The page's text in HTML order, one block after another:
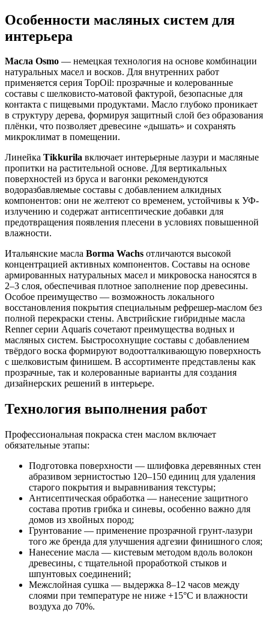
Особенности масляных систем для
интерьера
Масла Osmo — немецкая технология на основе комбинации
натуральных масел и восков. Для внутренних работ
применяется серия TopOil: прозрачные и колерованные
составы с шелковисто-матовой фактурой, безопасные для
контакта с пищевыми продуктами. Масло глубоко проникает
в структуру дерева, формируя защитный слой без образования
плёнки, что позволяет древесине «дышать» и сохранять
микроклимат в помещении.
Линейка Tikkurila включает интерьерные лазури и масляные
пропитки на растительной основе. Для вертикальных
поверхностей из бруса и вагонки рекомендуются
водоразбавляемые составы с добавлением алкидных
компонентов: они не желтеют со временем, устойчивы к УФ-
излучению и содержат антисептические добавки для
предотвращения появления плесени в условиях повышенной
влажности.
Итальянские масла Borma Wachs отличаются высокой
концентрацией активных компонентов. Составы на основе
армированных натуральных масел и микровоска наносятся в
2–3 слоя, обеспечивая плотное заполнение пор древесины.
Особое преимущество — возможность локального
восстановления покрытия специальным рефрешер-маслом без
полной перекраски стены. Австрийские гибридные масла
Renner серии Aquaris сочетают преимущества водных и
масляных систем. Быстросохнущие составы с добавлением
твёрдого воска формируют водоотталкивающую поверхность
с шелковистым финишем. В ассортименте представлены как
прозрачные, так и колерованные варианты для создания
дизайнерских решений в интерьере.
Технология выполнения работ
Профессиональная покраска стен маслом включает
обязательные этапы:
Подготовка поверхности — шлифовка деревянных стен
абразивом зернистостью 120–150 единиц для удаления
старого покрытия и выравнивания текстуры;
Антисептическая обработка — нанесение защитного
состава против грибка и синевы, особенно важно для
домов из хвойных пород;
Грунтование — применение прозрачной грунт-лазури
того же бренда для улучшения адгезии финишного слоя;
Нанесение масла — кистевым методом вдоль волокон
древесины, с тщательной проработкой стыков и
шпунтовых соединений;
Межслойная сушка — выдержка 8–12 часов между
слоями при температуре не ниже +15°С и влажности
воздуха до 70%.